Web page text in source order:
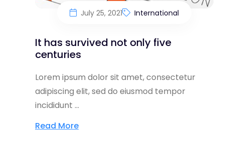
July 25, 2021 International
It has survived not only five
centuries
Lorem ipsum dolor sit amet, consectetur
adipiscing elit, sed do eiusmod tempor
incididunt ...
Read More